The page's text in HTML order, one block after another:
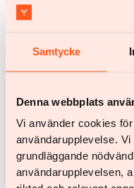
Samtycke
Denna webbplats
Vi använder cookies
användarupplevelse.
grundläggande
användarupplevelsen,
https://doi.org/
6 Nijamkin, M., Campa,
S., & Johnson, P.,
och livsstil förbättrar
randomiserad
https://doi.org/
7 Jessen-Winge, C.,
& Christensen, J.,
uppfattningar om